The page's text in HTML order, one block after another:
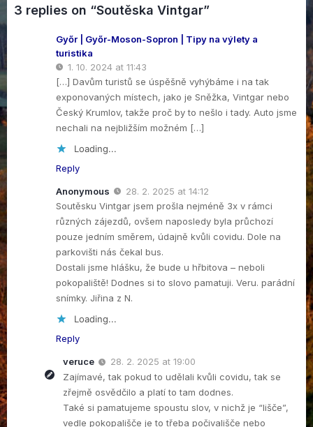
3 replies on “Soutěska Vintgar”
Győr | Győr-Moson-Sopron | Tipy na výlety a
turistika
1. 10. 2024 at 11:43
[…] Davům turistů se úspěšně vyhýbáme i na tak
exponovaných místech, jako je Sněžka, Vintgar nebo
Český Krumlov, takže proč by to nešlo i tady. Auto jsme
nechali na nejbližším možném […]
Loading...
Reply
Anonymous
28. 2. 2025 at 14:12
Soutěsku Vintgar jsem prošla nejméně 3x v rámci
různých zájezdů, ovšem naposledy byla průchozí
pouze jedním směrem, údajně kvůli covidu. Dole na
parkovišti nás čekal bus.
Dostali jsme hlášku, že bude u hřbitova – neboli
pokopaliště! Dodnes si to slovo pamatuji. Veru. parádní
snímky. Jiřina z N.
Loading...
Reply
veruce
28. 2. 2025 at 19:00
Zajímavé, tak pokud to udělali kvůli covidu, tak se
zřejmě osvědčilo a platí to tam dodnes.
Také si pamatujeme spoustu slov, v nichž je “lišče”,
vedle pokopališče je to třeba počivališče nebo